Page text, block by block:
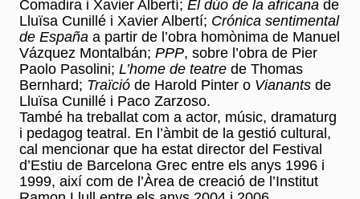
Comadira i Xavier Albertí; El dúo de la africana de
Lluïsa Cunillé i Xavier Albertí; Crónica sentimental
de España a partir de l’obra homònima de Manuel
Vázquez Montalbán; PPP, sobre l’obra de Pier
Paolo Pasolini; L’home de teatre de Thomas
Bernhard; Traïció de Harold Pinter o Vianants de
Lluïsa Cunillé i Paco Zarzoso.
També ha treballat com a actor, músic, dramaturg
i pedagog teatral. En l’àmbit de la gestió cultural,
cal mencionar que ha estat director del Festival
d’Estiu de Barcelona Grec entre els anys 1996 i
1999, així com de l’Àrea de creació de l’Institut